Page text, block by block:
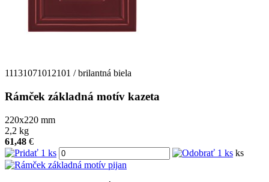
11131071012101 / brilantná biela
Rámček základná motív kazeta
220x220 mm
2,2 kg
61,48 €
ks